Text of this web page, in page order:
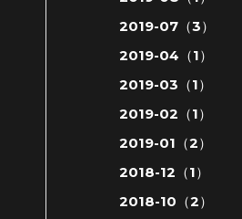
2019-07（3）
2019-04（1）
2019-03（1）
2019-02（1）
2019-01（2）
2018-12（1）
2018-10（2）